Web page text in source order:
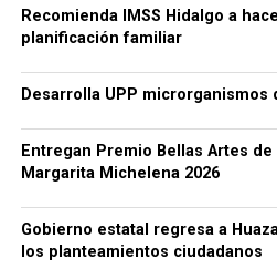
Recomienda IMSS Hidalgo a
planificación familiar
Desarrolla UPP microrganismos
Entregan Premio Bellas Artes
Margarita Michelena 2026
Gobierno estatal regresa a
los planteamientos ciudadanos